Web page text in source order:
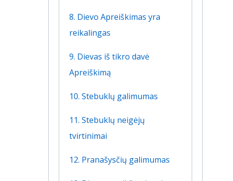
8. Dievo Apreiškimas yra
reikalingas
9. Dievas iš tikro davė
Apreiškimą
10. Stebuklų galimumas
11. Stebuklų neigėjų
tvirtinimai
12. Pranašysčių galimumas